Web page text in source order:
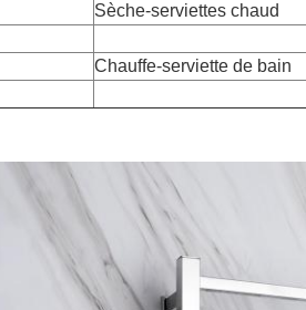
Sèche-serviettes chaud
Chauffe-serviette de bain